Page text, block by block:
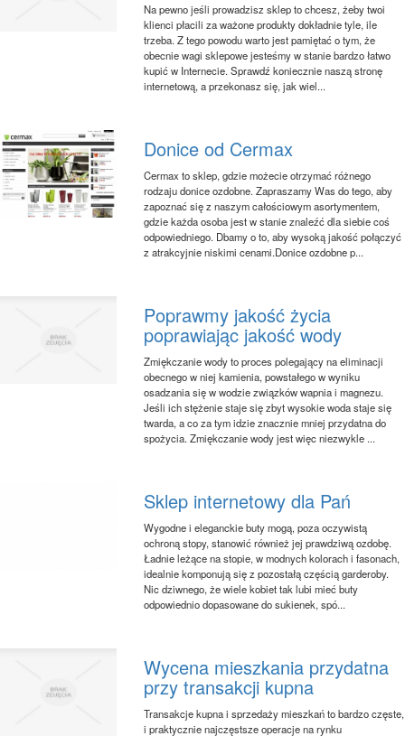
Na pewno jeśli prowadzisz sklep to chcesz, żeby twoi
klienci płacili za ważone produkty dokładnie tyle, ile
trzeba. Z tego powodu warto jest pamiętać o tym, że
obecnie wagi sklepowe jesteśmy w stanie bardzo łatwo
kupić w Internecie. Sprawdź koniecznie naszą stronę
internetową, a przekonasz się, jak wiel...
Donice od Cermax
Cermax to sklep, gdzie możecie otrzymać różnego
rodzaju donice ozdobne. Zapraszamy Was do tego, aby
zapoznać się z naszym całościowym asortymentem,
gdzie każda osoba jest w stanie znaleźć dla siebie coś
odpowiedniego. Dbamy o to, aby wysoką jakość połączyć
z atrakcyjnie niskimi cenami.Donice ozdobne p...
Poprawmy jakość życia
poprawiając jakość wody
Zmiękczanie wody to proces polegający na eliminacji
obecnego w niej kamienia, powstałego w wyniku
osadzania się w wodzie związków wapnia i magnezu.
Jeśli ich stężenie staje się zbyt wysokie woda staje się
twarda, a co za tym idzie znacznie mniej przydatna do
spożycia. Zmiękczanie wody jest więc niezwykle ...
Sklep internetowy dla Pań
Wygodne i eleganckie buty mogą, poza oczywistą
ochroną stopy, stanowić również jej prawdziwą ozdobę.
Ładnie leżące na stopie, w modnych kolorach i fasonach,
idealnie komponują się z pozostałą częścią garderoby.
Nic dziwnego, że wiele kobiet tak lubi mieć buty
odpowiednio dopasowane do sukienek, spó...
Wycena mieszkania przydatna
przy transakcji kupna
Transakcje kupna i sprzedaży mieszkań to bardzo częste,
i praktycznie najczęstsze operacje na rynku